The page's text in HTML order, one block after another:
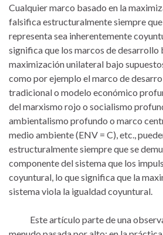
Cualquier marco basado en la
falsifica estructuralmente siempre
representa sea inherentemente
significa que los marcos de desarrollo
maximización unilateral bajo
como por ejemplo el marco de
tradicional o modelo económico
del marxismo rojo o socialismo
ambientalismo profundo o marco
medio ambiente (ENV = C), etc.,
estructuralmente siempre que se
componente del sistema que los
coyuntural, lo que significa que la
sistema viola la igualdad coyuntural.
Este artículo parte de una